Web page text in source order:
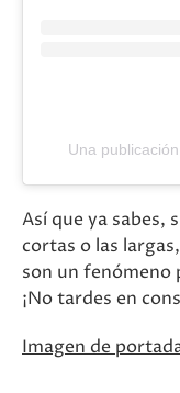
Una
Así que ya sabes,
cortas o las
son un fenómeno
¡No tardes en
Imagen de